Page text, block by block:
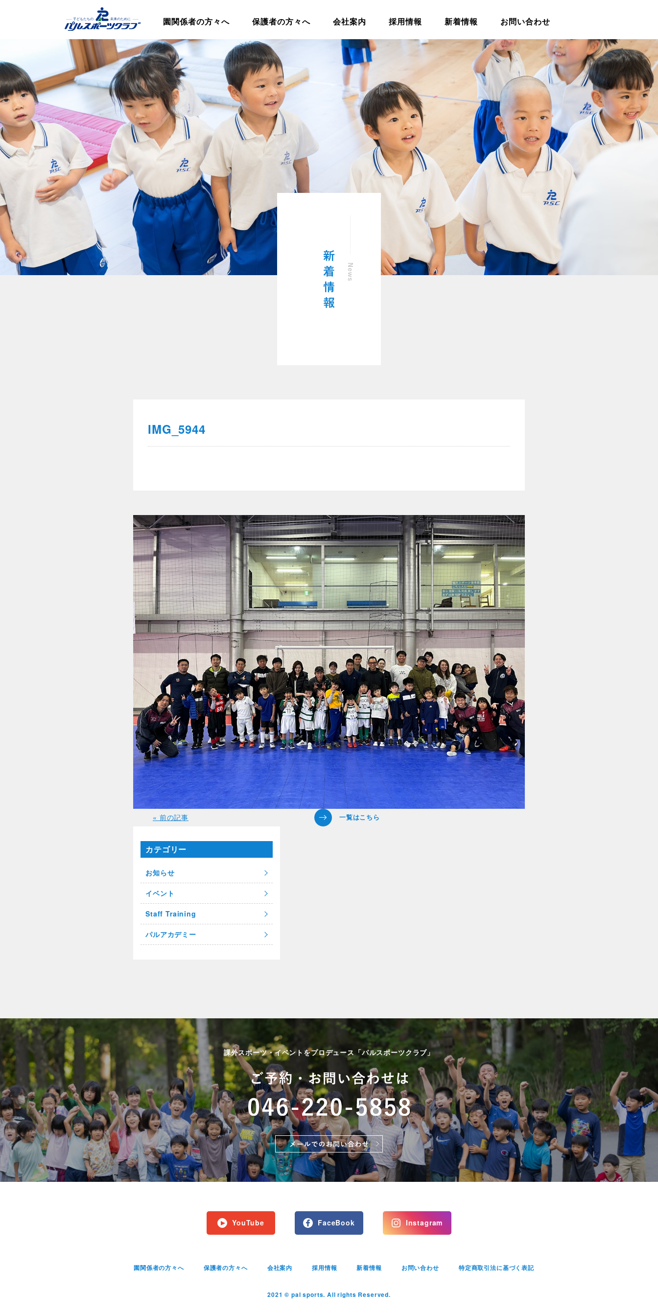
園関係者の方々へ 保護者の方々へ 会社案内 採用情報 新着情報 お問い合わせ
IMG_5944
« 前の記事
カテゴリー
お知らせ
イベント
Staff Training
パルアカデミー
課外スポーツ・イベントをプロデュース「パルスポーツクラブ」
YouTube FaceBook Instagram
園関係者の方々へ 保護者の方々へ 会社案内 採用情報 新着情報 お問い合わせ 特定商取引法に基づく表記
2021 © pal sports. All rights Reserved.